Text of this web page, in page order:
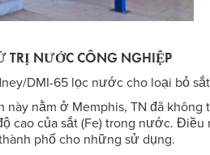
TRỊ NƯỚC CÔNG NGHIỆP
DMI-65 lọc nước cho loại bỏ
này nằm ở Memphis, TN đã
cao của sắt (Fe) trong nước.
phố cho những sử dụng.